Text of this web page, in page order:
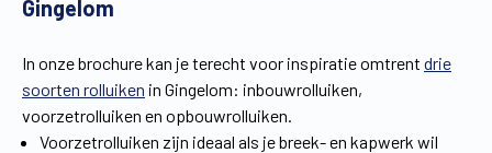
Gingelom
In onze brochure kan je terecht voor inspiratie omtrent drie
soorten rolluiken in Gingelom: inbouwrolluiken,
voorzetrolluiken en opbouwrolluiken.
Voorzetrolluiken zijn ideaal als je breek- en kapwerk wil